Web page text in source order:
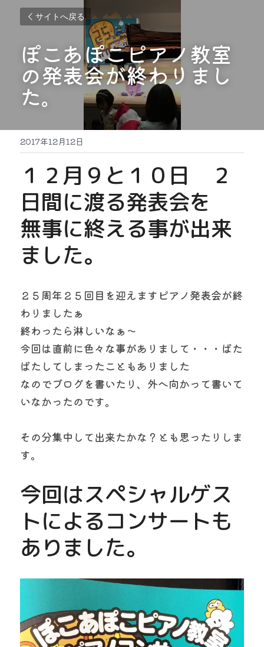
サイトへ戻る
ぽこあぽこピアノ教室
の発表会が終わりまし
た。
2017年12月12日
１２月９と１０日　２
日間に渡る発表会を
無事に終える事が出来
ました。
２５周年２５回目を迎えますピアノ発表会が終
わりましたぁ
終わったら淋しいなぁ～
今回は直前に色々な事がありまして・・・ばた
ばたしてしまったこともありました
なのでブログを書いたり、外へ向かって書いて
いなかったのです。
その分集中して出来たかな？とも思ったりしま
す。
今回はスペシャルゲス
トによるコンサートも
ありました。